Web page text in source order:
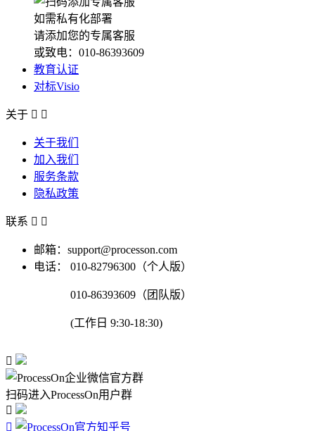
如需私有化部署
请添加您的专属客服
或致电：010-86393609
教育认证
对标Visio
关于  
关于我们
加入我们
服务条款
隐私政策
联系  
邮箱：support@processon.com
电话：
010-82796300（个人版）
010-86393609（团队版）
(工作日 9:30-18:30)

扫码进入ProcessOn用户群

